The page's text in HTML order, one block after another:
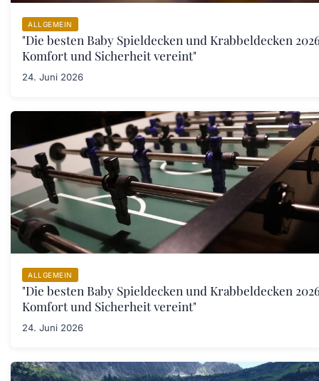
ALLGEMEIN
"Die besten Baby Spieldecken und Krabbeldecken
Komfort und Sicherheit vereint"
24. Juni 2026
ALLGEMEIN
"Die besten Baby Spieldecken und Krabbeldecken
Komfort und Sicherheit vereint"
24. Juni 2026